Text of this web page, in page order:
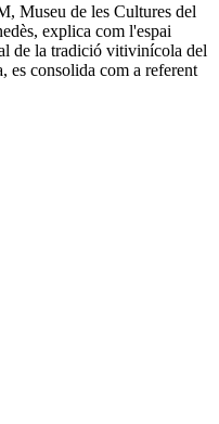
Museu de les Cultures del
explica com l'espai
de la tradició vitivinícola del
es consolida com a referent